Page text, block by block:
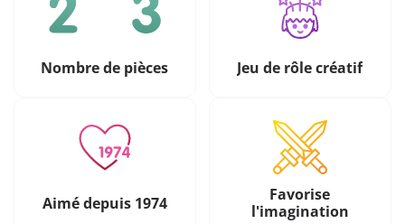
Nombre de pièces Jeu de rôle créatif
Aimé depuis 1974
Favorise
l'imagination